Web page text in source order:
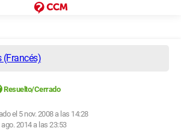
(Francés)
Resuelto/Cerrado
el 5 nov. 2008 a las 14:28
ago. 2014 a las 23:53